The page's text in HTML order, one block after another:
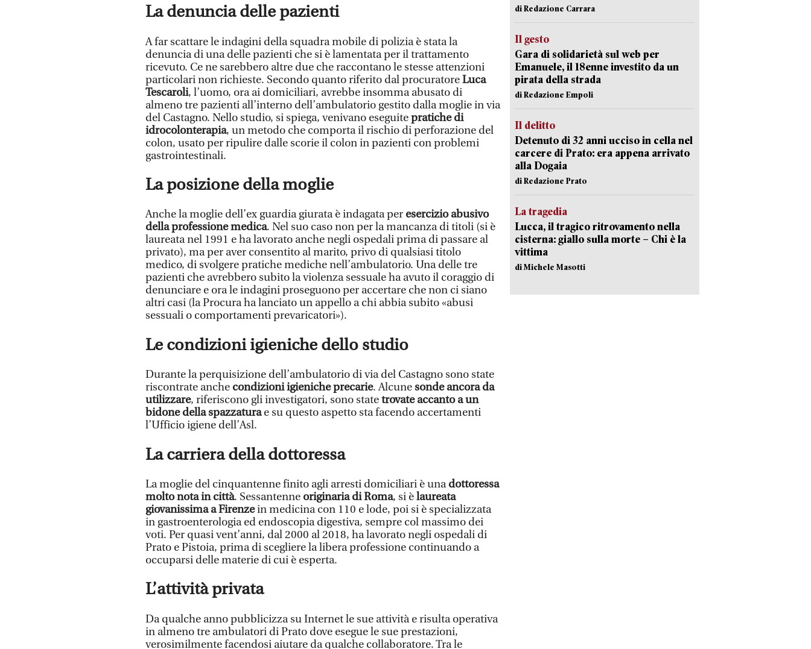
La denuncia delle pazienti
A far scattare le indagini della squadra mobile di polizia è stata la
denuncia di una delle pazienti che si è lamentata per il trattamento
ricevuto. Ce ne sarebbero altre due che raccontano le stesse attenzioni
particolari non richieste. Secondo quanto riferito dal procuratoreLuca
Tescaroli, l’uomo, ora ai domiciliari, avrebbe insomma abusato di
almeno tre pazienti all’interno dell’ambulatorio gestito dalla moglie in via
del Castagno. Nello studio, si spiega, venivano eseguitepratiche di
idrocolonterapia, un metodo che comporta il rischio di perforazione del
colon, usato per ripulire dalle scorie il colon in pazienti con problemi
gastrointestinali.
La posizione della moglie
Anche la moglie dell’ex guardia giurata è indagata per esercizio abusivo
della professione medica. Nel suo caso non per la mancanza di titoli (si è
laureata nel 1991 e ha lavorato anche negli ospedali prima di passare al
privato), ma per aver consentito al marito, privo di qualsiasi titolo
medico, di svolgere pratiche mediche nell’ambulatorio. Una delle tre
pazienti che avrebbero subito la violenza sessuale ha avuto il coraggio di
denunciare e ora le indagini proseguono per accertare che non ci siano
altri casi (la Procura ha lanciato un appello a chi abbia subito «abusi
sessuali o comportamenti prevaricatori»).
Le condizioni igieniche dello studio
Durante la perquisizione dell’ambulatorio di via del Castagno sono state
riscontrate anche condizioni igieniche precarie. Alcunesonde ancora da
utilizzare, riferiscono gli investigatori, sono statetrovate accanto a un
bidone della spazzaturae su questo aspetto sta facendo accertamenti
l’Ufficio igiene dell’Asl.
La carriera della dottoressa
La moglie del cinquantenne finito agli arresti domiciliari è unadottoressa
molto nota in città. Sessantenne originaria di Roma, si èlaureata
giovanissima a Firenzein medicina con 110 e lode, poi si è specializzata
in gastroenterologia ed endoscopia digestiva, sempre col massimo dei
voti. Per quasi vent’anni, dal 2000 al 2018, ha lavorato negli ospedali di
Prato e Pistoia, prima di scegliere la libera professione continuando a
occuparsi delle materie di cui è esperta.
L’attività privata
Da qualche anno pubblicizza su Internet le sue attività e risulta operativa
in almeno tre ambulatori di Prato dove esegue le sue prestazioni,
verosimilmente facendosi aiutare da qualche collaboratore. Tra le
di Redazione Carrara
Il gesto
Gara di solidarietà sul web per
Emanuele, il 18enne investito da un
pirata della strada
di Redazione Empoli
Il delitto
Detenuto di 32 anni ucciso in cella nel
carcere di Prato: era appena arrivato
alla Dogaia
di Redazione Prato
La tragedia
Lucca, il tragico ritrovamento nella
cisterna: giallo sulla morte – Chi è la
vittima
di Michele Masotti